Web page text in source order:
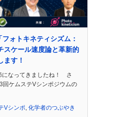
ォトキネティシズム：
スケール速度論と革新的
ます！
になってきましたね！ さ
回ケムステVシンポジウムの
Vシンポ 化学者のつぶやき